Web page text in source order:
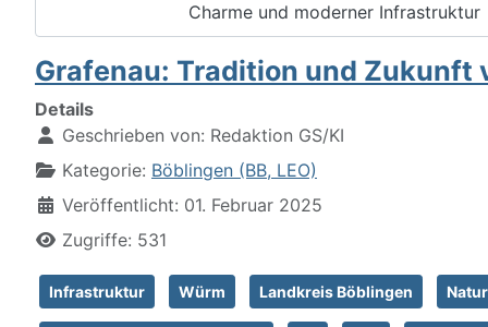
Charme und moderner Infrastruktur
Grafenau: Tradition und Zukunft
Details
Geschrieben von: Redaktion GS/KI
Kategorie: Böblingen (BB, LEO)
Veröffentlicht: 01. Februar 2025
Zugriffe: 531
Infrastruktur Würm Landkreis Böblingen